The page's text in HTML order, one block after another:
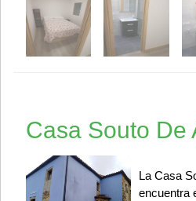
Casa Souto De
La Casa
encuentra